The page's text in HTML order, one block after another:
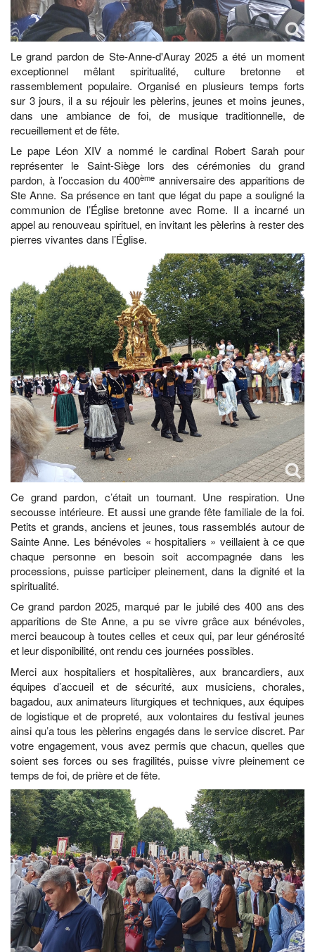
Le grand pardon de Ste-Anne-d'Auray 2025 a été un moment
exceptionnel mêlant spiritualité, culture bretonne et
rassemblement populaire. Organisé en plusieurs temps forts
sur 3 jours, il a su réjouir les pèlerins, jeunes et moins jeunes,
dans une ambiance de foi, de musique traditionnelle, de
recueillement et de fête.
Le pape Léon XIV a nommé le cardinal Robert Sarah pour
représenter le Saint-Siège lors des cérémonies du grand
pardon, à l’occasion du 400ème anniversaire des apparitions de
Ste Anne. Sa présence en tant que légat du pape a souligné la
communion de l’Église bretonne avec Rome. Il a incarné un
appel au renouveau spirituel, en invitant les pèlerins à rester des
pierres vivantes dans l’Église.
Ce grand pardon, c’était un tournant. Une respiration. Une
secousse intérieure. Et aussi une grande fête familiale de la foi.
Petits et grands, anciens et jeunes, tous rassemblés autour de
Sainte Anne. Les bénévoles « hospitaliers » veillaient à ce que
chaque personne en besoin soit accompagnée dans les
processions, puisse participer pleinement, dans la dignité et la
spiritualité.
Ce grand pardon 2025, marqué par le jubilé des 400 ans des
apparitions de Ste Anne, a pu se vivre grâce aux bénévoles,
merci beaucoup à toutes celles et ceux qui, par leur générosité
et leur disponibilité, ont rendu ces journées possibles.
Merci aux hospitaliers et hospitalières, aux brancardiers, aux
équipes d’accueil et de sécurité, aux musiciens, chorales,
bagadou, aux animateurs liturgiques et techniques, aux équipes
de logistique et de propreté, aux volontaires du festival jeunes
ainsi qu’a tous les pèlerins engagés dans le service discret. Par
votre engagement, vous avez permis que chacun, quelles que
soient ses forces ou ses fragilités, puisse vivre pleinement ce
temps de foi, de prière et de fête.